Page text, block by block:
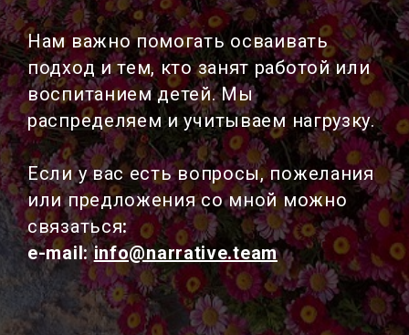
Нам важно помогать осваивать
подход и тем, кто занят работой или
воспитанием детей. Мы
распределяем и учитываем нагрузку.
Если у вас есть вопросы, пожелания
или предложения со мной можно
связаться:
e-mail:info@narrative.team